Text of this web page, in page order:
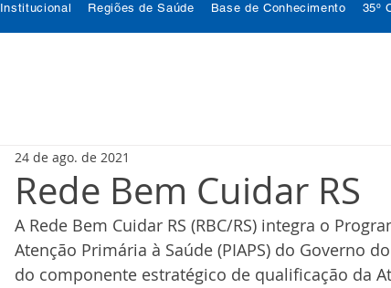
Institucional Regiões de Saúde Base de Conhecimento 35º
Rede Bem Cuidar RS
24 de ago. de 2021
A Rede Bem Cuidar RS (RBC/RS) integra o
Atenção Primária à Saúde (PIAPS) do Governo
do componente estratégico de qualificação da